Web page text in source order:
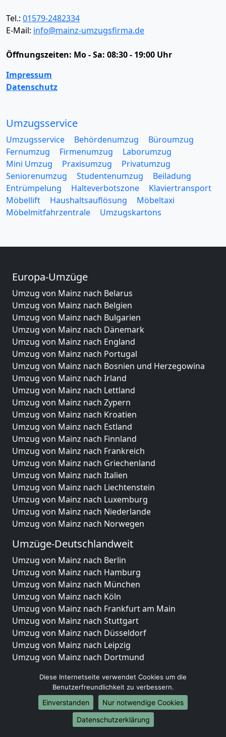
Tel.: 01579-2482334
E-Mail: info@mainz-umzugsfirma.de
Öffnungszeiten: Mo - Sa: 08:30 - 19:00 Uhr
Impressum
Datenschutz
Umzugsservice
Umzugsservice Behördenumzug
Büroumzug
Fernumzug
Firmenumzug
Laborumzug
Mini Umzug
Praxisumzug
Privatumzug
Seniorenumzug
Studentenumzug
Beiladung
Entrümpelung
Halteverbotszone
Klaviertransport
Möbellift
Haushaltsauflösung
Möbeltaxi
Möbelmitfahrzentrale
Umzugskartons
Europa-Umzüge
Umzug von Mainz nach Belarus
Umzug von Mainz nach Belgien
Umzug von Mainz nach Bulgarien
Umzug von Mainz nach Dänemark
Umzug von Mainz nach England
Umzug von Mainz nach Portugal
Umzug von Mainz nach Bosnien und Herzegowina
Umzug von Mainz nach Irland
Umzug von Mainz nach Lettland
Umzug von Mainz nach Zypern
Umzug von Mainz nach Kroatien
Umzug von Mainz nach Estland
Umzug von Mainz nach Finnland
Umzug von Mainz nach Frankreich
Umzug von Mainz nach Griechenland
Umzug von Mainz nach Italien
Umzug von Mainz nach Liechtenstein
Umzug von Mainz nach Luxemburg
Umzug von Mainz nach Niederlande
Umzug von Mainz nach Norwegen
Umzüge-Deutschlandweit
Umzug von Mainz nach Berlin
Umzug von Mainz nach Hamburg
Umzug von Mainz nach München
Umzug von Mainz nach Köln
Umzug von Mainz nach Frankfurt am Main
Umzug von Mainz nach Stuttgart
Umzug von Mainz nach Düsseldorf
Umzug von Mainz nach Leipzig
Umzug von Mainz nach Dortmund
Umzug von Mainz nach Bremen
Umzug von Mainz nach Dresden
Umzug von Mainz nach Hannover
Umzug von Mainz nach Nürnberg
Umzug von Mainz nach Duisburg
Diese Internetseite verwendet Cookies um die
Benutzerfreundlichkeit zu verbessern.
Einverstanden
Nur notwendige Cookies
Datenschutzerklärung